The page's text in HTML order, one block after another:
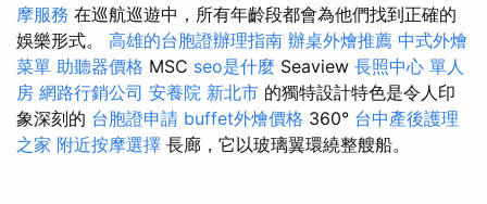
摩服務 在巡航巡遊中，所有年齡段都會為他們找到正確的
娛樂形式。 高雄的台胞證辦理指南 辦桌外燴推薦 中式外燴
菜單 助聽器價格 MSC seo是什麼 Seaview 長照中心 單人
房 網路行銷公司 安養院 新北市 的獨特設計特色是令人印
象深刻的 台胞證申請 buffet外燴價格 360° 台中產後護理
之家 附近按摩選擇 長廊，它以玻璃翼環繞整艘船。